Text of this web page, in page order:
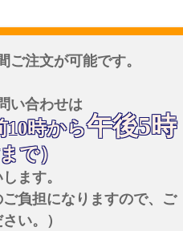
ご注文が可能です。
い合わせは
10時から午後5時
まで）
ます。
負担になりますので、ご
い。）